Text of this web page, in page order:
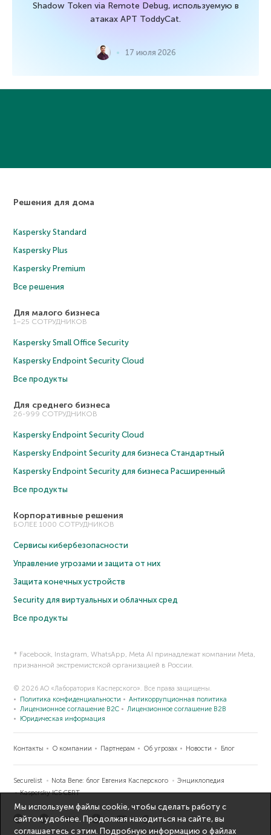
Shadow Token via Remote Debug, используемую в
атаках APT ToddyCat.
17 июля 2026
Решения для дома
Kaspersky Standard
Kaspersky Plus
Kaspersky Premium
Все решения
Для малого бизнеса
1–25 СОТРУДНИКОВ
Kaspersky Small Office Security
Kaspersky Endpoint Security Cloud
Все продукты
Для среднего бизнеса
26-999 СОТРУДНИКОВ
Kaspersky Endpoint Security Cloud
Kaspersky Endpoint Security для бизнеса Cтандартный
Kaspersky Endpoint Security для бизнеса Расширенный
Все продукты
Корпоративные решения
БОЛЕЕ 1000 СОТРУДНИКОВ
Сервисы кибербезопасности
Управление угрозами и защита от них
Защита конечных устройств
Security для виртуальных и облачных сред
Все продукты
* Facebook, Instagram, WhatsApp, Meta AI принадлежат компании Meta,
признанной экстремистской организацией в России.
© 2026 АО «Лаборатория Касперского». Все права защищены.
Политика конфиденциальности
Антикоррупционная политика
Лицензионное соглашение B2C
Лицензионное соглашение B2B
Юридическая информация
Контакты О компании Партнерам Об угрозах Новости Блог
Securelist Nota Bene: блог Евгения Касперского
Энциклопедия
Kaspersky ICS CERT
Мы используем файлы cookie, чтобы сделать работу с
сайтом удобнее. Продолжая находиться на сайте, вы
соглашаетесь с этим. Подробную информацию о файлах